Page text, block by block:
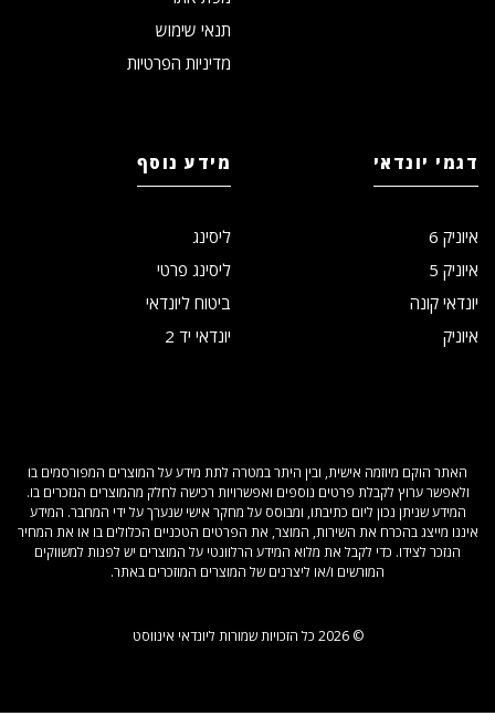
תנאי שימוש
מדיניות הפרטיות
דגמי יונדאי
איוניק 6
איוניק 5
יונדאי קונה
איוניק
מידע נוסף
ליסינג
ליסינג פרטי
ביטוח ליונדאי
יונדאי יד 2
האתר הוקם מיוזמה אישית, ובין היתר במטרה לתת מידע על המוצרים המפורסמים בו
ולאפשר ערוץ לקבלת פרטים נוספים ואפשרויות רכישה לחלק מהמוצרים הנזכרים בו.
המידע שניתן נכון ליום כתיבתו, ומבוסס על מחקר אישי שנערך על ידי המחבר. המידע
איננו מייצג בהכרח את השירות, המוצר, את הפרטים הטכניים הכלולים בו או את המחיר
הנזכר לצידו. כדי לקבל את מלוא המידע הרלוונטי על המוצרים יש לפנות למשווקים
המורשים ו/או ליצרנים של המוצרים המוזכרים באתר.
© 2026 כל הזכויות שמורות ליונדאי אינווסט